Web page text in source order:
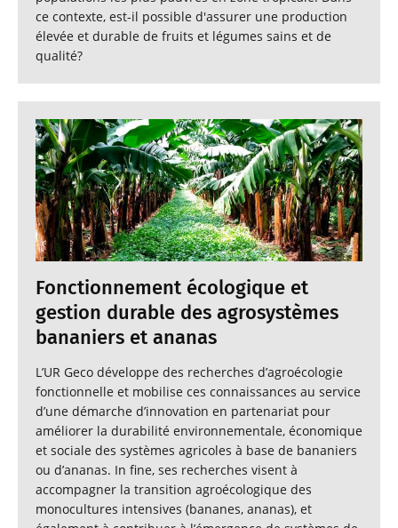
ce contexte, est-il possible d'assurer une production
élevée et durable de fruits et légumes sains et de
qualité?
Fonctionnement écologique et
gestion durable des agrosystèmes
bananiers et ananas
L’UR Geco développe des recherches d’agroécologie
fonctionnelle et mobilise ces connaissances au service
d’une démarche d’innovation en partenariat pour
améliorer la durabilité environnementale, économique
et sociale des systèmes agricoles à base de bananiers
ou d’ananas. In fine, ses recherches visent à
accompagner la transition agroécologique des
monocultures intensives (bananes, ananas), et